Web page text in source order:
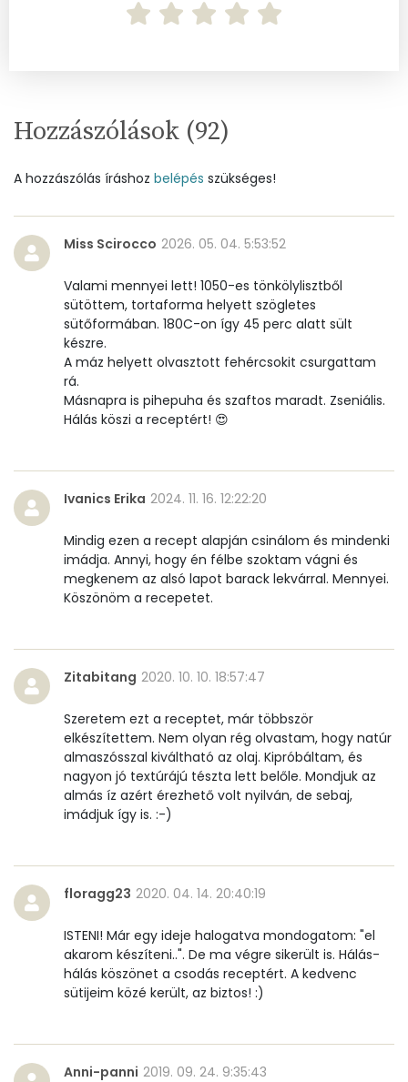
Magnézium
Réz
Mangán
Szénhidrát
Összesen
77.4 g
Cukor
47 mg
Élelmi rost
2 mg
Víz
Vitaminok
Összesen
0
A vitamin (RAE):
B6 vitamin:
0 mg
B12 Vitamin:
E vitamin:
7 mg
C vitamin:
2 mg
D vitamin:
Tiamin - B1 vitamin:
Riboflavin - B2 vitamin:
0 mg
Niacin - B3 vitamin:
1 mg
Folsav - B9-vitamin:
Hozzászólások (92)
A hozzászólás íráshoz belépés szükséges!
Miss Scirocco 2026. 05. 04. 5:53:52
Valami mennyei lett! 1050-es tönkölylisztből
sütöttem, tortaforma helyett szögletes
sütőformában. 180C-on így 45 perc alatt sült
készre.
A máz helyett olvasztott fehércsokit csurgattam
rá.
Másnapra is pihepuha és szaftos maradt. Zseniális.
Hálás köszi a receptért! 😍
Ivanics Erika 2024. 11. 16. 12:22:20
Mindig ezen a recept alapján csinálom és mindenki
imádja. Annyi, hogy én félbe szoktam vágni és
megkenem az alsó lapot barack lekvárral. Mennyei.
Köszönöm a recepetet.
Zitabitang 2020. 10. 10. 18:57:47
Szeretem ezt a receptet, már többször
elkészítettem. Nem olyan rég olvastam, hogy natúr
almaszósszal kiváltható az olaj. Kipróbáltam, és
nagyon jó textúrájú tészta lett belőle. Mondjuk az
almás íz azért érezhető volt nyilván, de sebaj,
imádjuk így is. :-)
floragg23 2020. 04. 14. 20:40:19
ISTENI! Már egy ideje halogatva mondogatom: "el
akarom készíteni..". De ma végre sikerült is. Hálás-
hálás köszönet a csodás receptért. A kedvenc
sütijeim közé került, az biztos! :)
Anni-panni 2019. 09. 24. 9:35:43